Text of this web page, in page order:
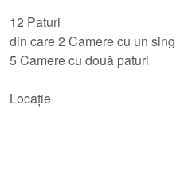
12 Paturi
din care 2 Camere cu un
5 Camere cu două paturi
Locație